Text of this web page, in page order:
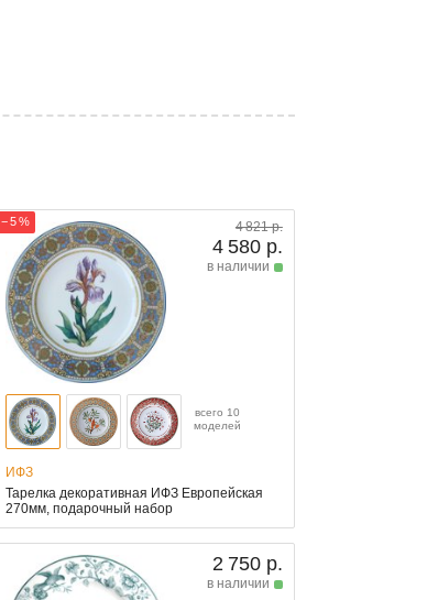
− 5 % 4 821 р.
4 580 р.
в наличии
всего 10
моделей
ИФЗ
Тарелка декоративная ИФЗ Европейская
270мм, подарочный набор
2 750 р.
в наличии